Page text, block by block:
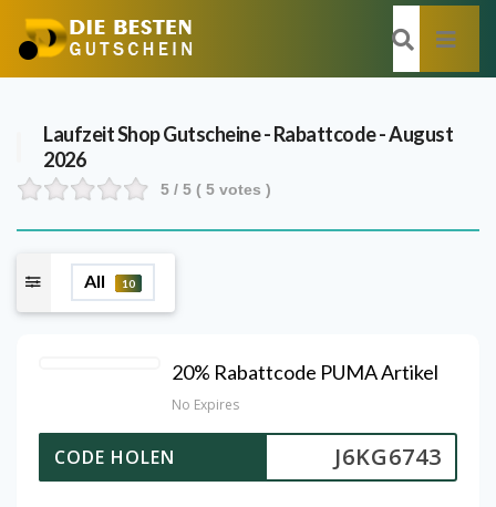
Laufzeit ShopGutscheine - Rabattcode - August
2026
5 / 5 ( 5 votes )
All 10
20% Rabattcode PUMA Artikel
No Expires
J6KG6743
CODE HOLEN